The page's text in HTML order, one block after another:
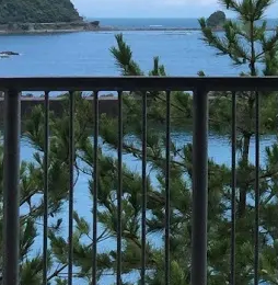
ム 店舗紹介 アクセ